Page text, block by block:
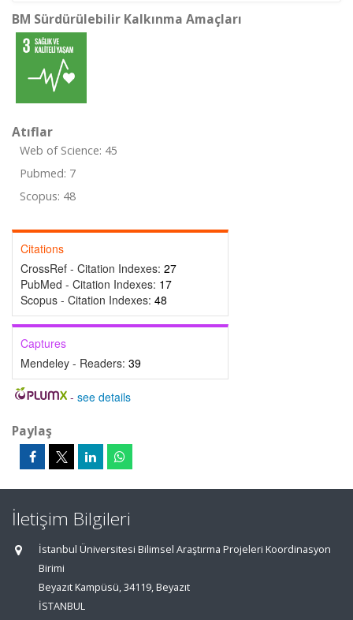
BM Sürdürülebilir Kalkınma Amaçları
Atıflar
Web of Science: 45
Pubmed: 7
Scopus: 48
Citations
CrossRef - Citation Indexes: 27
PubMed - Citation Indexes: 17
Scopus - Citation Indexes: 48
Captures
Mendeley - Readers: 39
- see details
Paylaş
İletişim Bilgileri
İstanbul Üniversitesi Bilimsel Araştırma Projeleri Koordinasyon
Birimi
Beyazıt Kampüsü, 34119, Beyazıt
İSTANBUL